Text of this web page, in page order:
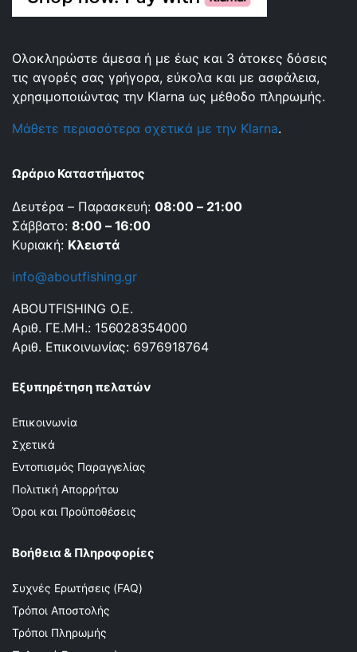
Ολοκληρώστε άμεσα ή με έως και 3 άτοκες δόσεις
τις αγορές σας γρήγορα, εύκολα και με ασφάλεια,
χρησιμοποιώντας την Klarna ως μέθοδο πληρωμής.
Μάθετε περισσότερα σχετικά με την Klarna.
Ωράριο Καταστήματος
Δευτέρα – Παρασκευή:08:00 – 21:00
Σάββατο: 8:00 – 16:00
Κυριακή: Κλειστά
info@aboutfishing.gr
ABOUTFISHING Ο.Ε.
Αριθ. ΓΕ.ΜΗ.: 156028354000
Αριθ. Επικοινωνίας: 6976918764
Εξυπηρέτηση πελατών
Επικοινωνία
Σχετικά
Εντοπισμός Παραγγελίας
Πολιτική Απορρήτου
Όροι και Προϋποθέσεις
Βοήθεια & Πληροφορίες
Συχνές Ερωτήσεις (FAQ)
Τρόποι Αποστολής
Τρόποι Πληρωμής